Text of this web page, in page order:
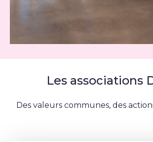
Les associations
Des valeurs communes, des